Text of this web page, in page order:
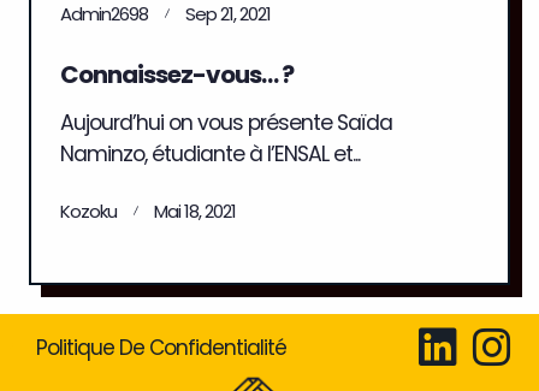
Admin2698 Sep 21, 2021
Connaissez-vous… ?
Aujourd’hui on vous présente Saïda
Naminzo, étudiante à l’ENSAL et...
Kozoku Mai 18, 2021
Politique De Confidentialité